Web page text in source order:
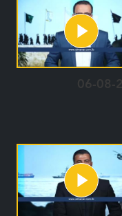
06-08-